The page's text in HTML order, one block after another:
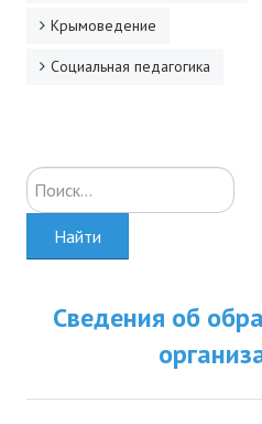
Крымоведение
Социальная педагогика
Искать...
Найти
Сведения об